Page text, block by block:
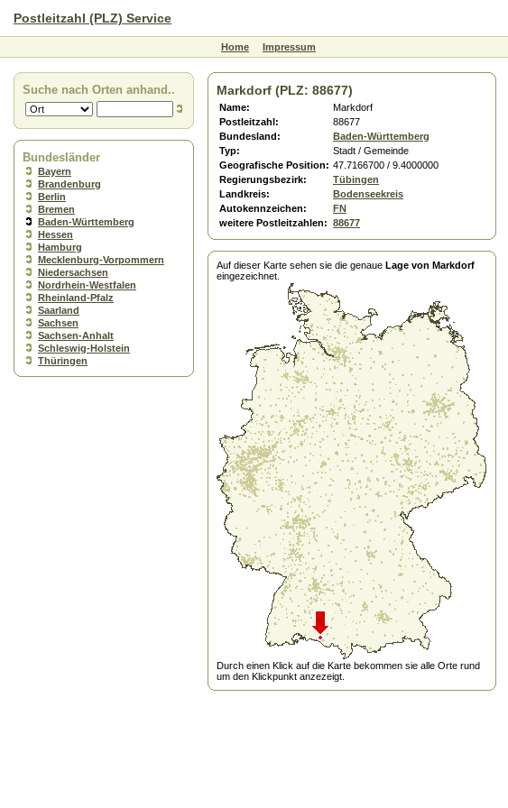
Postleitzahl (PLZ) Service
Home Impressum
Suche nach Orten anhand..
Bundesländer
Bayern
Brandenburg
Berlin
Bremen
Baden-Württemberg
Hessen
Hamburg
Mecklenburg-Vorpommern
Niedersachsen
Nordrhein-Westfalen
Rheinland-Pfalz
Saarland
Sachsen
Sachsen-Anhalt
Schleswig-Holstein
Thüringen
Markdorf (PLZ: 88677)
Name:
Markdorf
Postleitzahl:
88677
Bundesland:
Baden-Württemberg
Typ:
Stadt / Gemeinde
Geografische Position: 47.7166700 / 9.4000000
Regierungsbezirk:
Tübingen
Landkreis:
Bodenseekreis
Autokennzeichen:
FN
weitere Postleitzahlen: 88677
Auf dieser Karte sehen sie die genaue Lage von Markdorf
eingezeichnet.
Durch einen Klick auf die Karte bekommen sie alle Orte rund
um den Klickpunkt anzezeigt.